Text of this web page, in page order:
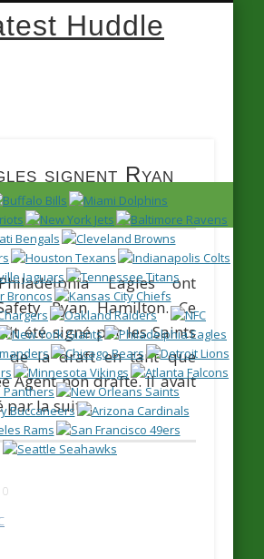
signent Ryan
Eagles ont
Ryan Hamilton. Ce
été signé par les Saints
de la draft en tant que
Agent non drafté. Il avait
par la suite.